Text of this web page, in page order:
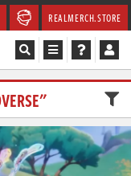
REALMERCH.STORE